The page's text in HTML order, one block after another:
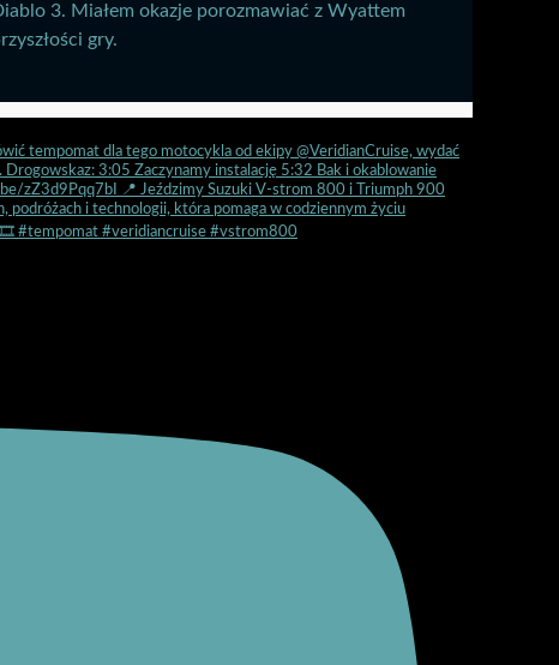
3. Miałem okazje porozmawiać z Wyattem
gry.